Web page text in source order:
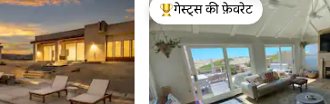
गेस्ट्स का टॉप फ़ेवरेट
गेस्ट्स की फ़ेवरेट